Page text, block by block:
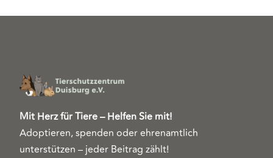
Mit Herz für Tiere – Helfen Sie mit!
Adoptieren, spenden oder ehrenamtlich
unterstützen – jeder Beitrag zählt!